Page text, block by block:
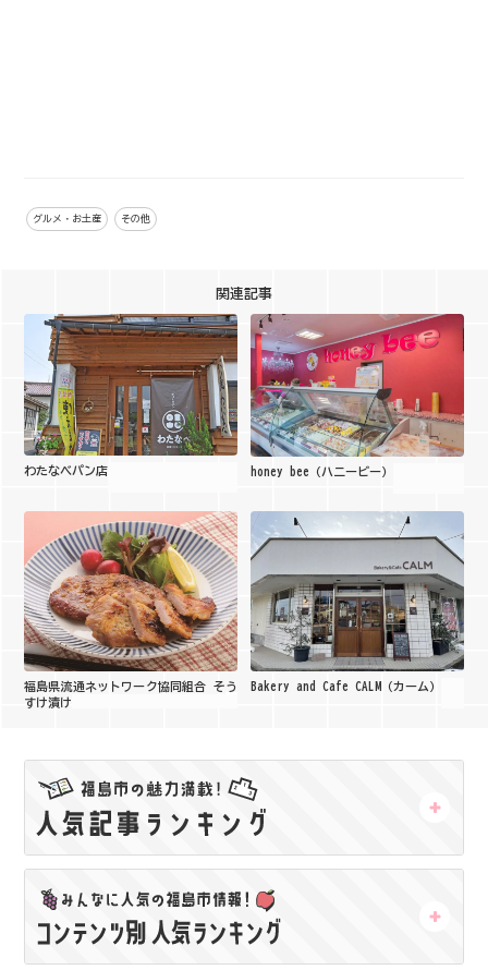
グルメ・お土産 その他
関連記事
わたなべパン店 honey bee（ハニービー）
福島県流通ネットワーク協同組合 そう
すけ漬け
Bakery and Cafe CALM（カーム）